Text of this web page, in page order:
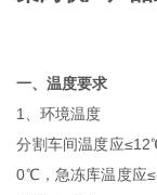
一、温度要求
1、环境温度
分割车间温度应
0℃，急冻库温度应